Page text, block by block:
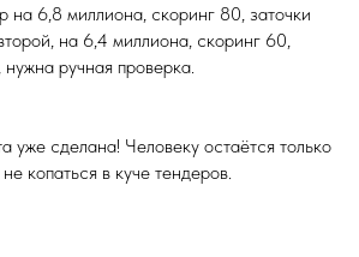
на 6,8 миллиона, скоринг 80, заточки
на 6,4 миллиона, скоринг 60,
ручная проверка.
уже сделана! Человеку остаётся только
копаться в куче тендеров.